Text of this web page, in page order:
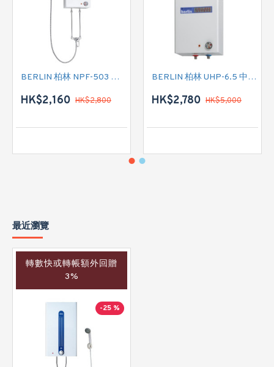
BERLIN 柏林 NPF-503 花灑儲水式(低壓電熱水爐)
HK$2,160 HK$2,800
BERLIN 柏林 UHP-6.5 中央儲水式(高壓電熱水爐)
HK$2,780 HK$5,000
最近瀏覽
轉數快或轉帳額外回贈
3%
-25 %